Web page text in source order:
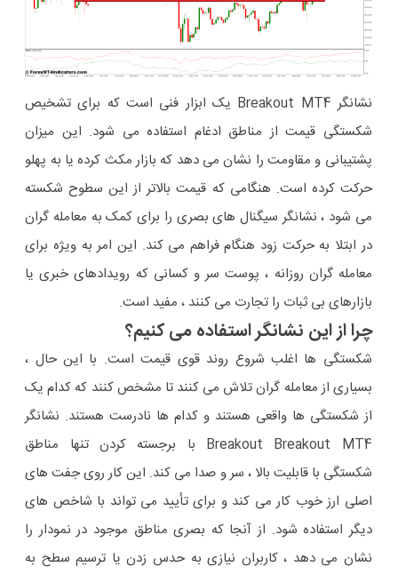
نشانگر Breakout MT4 یک ابزار فنی است که برای تشخیص
شکستگی قیمت از مناطق ادغام استفاده می شود. این میزان
پشتیبانی و مقاومت را نشان می دهد که بازار مکث کرده یا به پهلو
حرکت کرده است. هنگامی که قیمت بالاتر از این سطوح شکسته
می شود ، نشانگر سیگنال های بصری را برای کمک به معامله گران
در ابتلا به حرکت زود هنگام فراهم می کند. این امر به ویژه برای
معامله گران روزانه ، پوست سر و کسانی که رویدادهای خبری یا
بازارهای بی ثبات را تجارت می کنند ، مفید است.
چرا از این نشانگر استفاده می کنیم؟
شکستگی ها اغلب شروع روند قوی قیمت است. با این حال ،
بسیاری از معامله گران تلاش می کنند تا مشخص کنند که کدام یک
از شکستگی ها واقعی هستند و کدام ها نادرست هستند. نشانگر
Breakout Breakout MT4 با برجسته کردن تنها مناطق
شکستگی با قابلیت بالا ، سر و صدا می کند. این کار روی جفت های
اصلی ارز خوب کار می کند و برای تأیید می تواند با شاخص های
دیگر استفاده شود. از آنجا که بصری مناطق موجود در نمودار را
نشان می دهد ، کاربران نیازی به حدس زدن یا ترسیم سطح به